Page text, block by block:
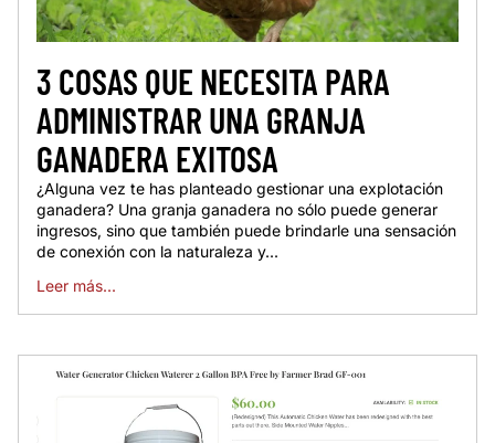
3 COSAS QUE NECESITA PARA
ADMINISTRAR UNA GRANJA
GANADERA EXITOSA
¿Alguna vez te has planteado gestionar una explotación
ganadera? Una granja ganadera no sólo puede generar
ingresos, sino que también puede brindarle una sensación
de conexión con la naturaleza y...
Leer más...